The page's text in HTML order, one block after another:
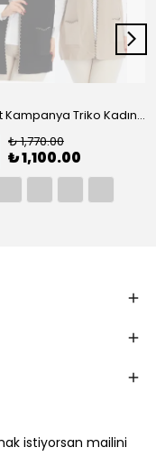
2 adet Kampanya Triko Kadın Büyük Beden Anne Kalın Tüylenmez Kışlık Yelek
₺ 1,770.00
₺ 1,100.00
istiyorsan mailini